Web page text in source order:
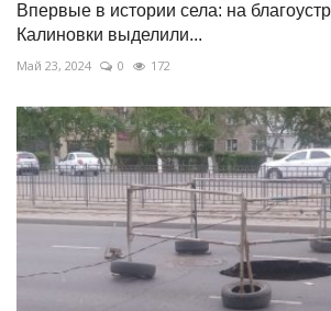
Впервые в истории села: на
Калиновки выделили...
Май 23, 2024 0 172